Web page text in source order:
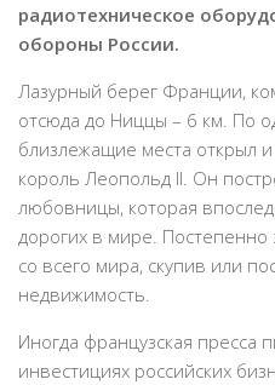
радиотехническое
обороны России.
Лазурный берег Франции,
отсюда до Ниццы – 6 км. По
близлежащие места открыл
король Леопольд II. Он
любовницы, которая
дорогих в мире. Постепенно
со всего мира, скупив или
недвижимость.
Иногда французская пресса
инвестициях российских